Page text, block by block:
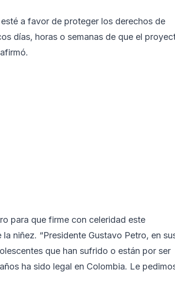
a favor de proteger los derechos de
días, horas o semanas de que el
para que firme con celeridad este
niñez. “Presidente Gustavo Petro, en
que han sufrido o están por ser
ha sido legal en Colombia. Le